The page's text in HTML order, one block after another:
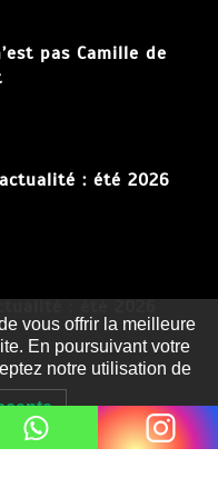
pas Camille de
: été 2026
: été 2026
vous offrir la meilleure
En poursuivant votre
notre utilisation de